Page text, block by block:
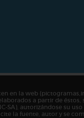
en la web
a partir de éstos,
SA), autorizándose su
la fuente, autor y se